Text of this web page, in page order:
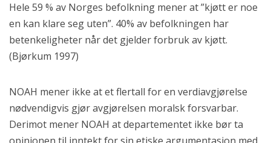
Hele 59 % av Norges befolkning mener at ”kjøtt er noe
en kan klare seg uten”. 40% av befolkningen har
betenkeligheter når det gjelder forbruk av kjøtt.
(Bjørkum 1997)
NOAH mener ikke at et flertall for en verdiavgjørelse
nødvendigvis gjør avgjørelsen moralsk forsvarbar.
Derimot mener NOAH at departementet ikke bør ta